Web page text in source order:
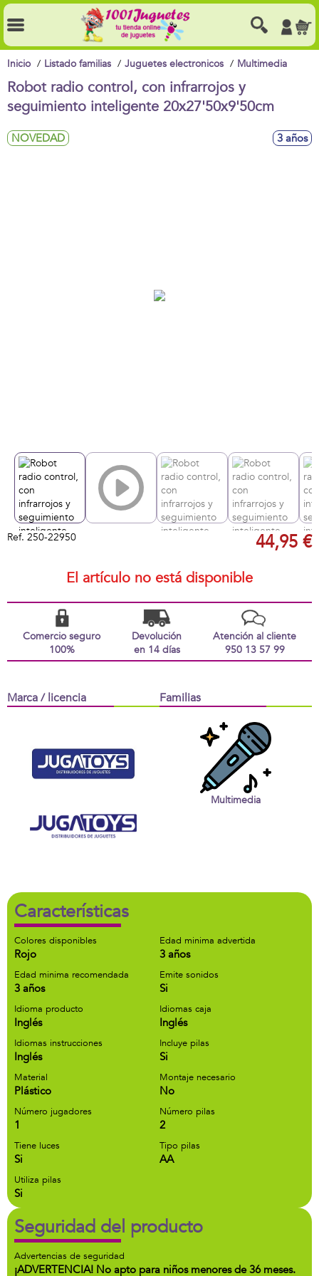
Inicio Listado familias Juguetes electronicos Multimedia
Robot radio control, con infrarrojos y
seguimiento inteligente 20x27'50x9'50cm
NOVEDAD 3 años
Ref. 250-22950 44,95 €
El artículo no está disponible
Comercio seguro
100%
Devolución
en 14 días
Atención al cliente
950 13 57 99
Marca / licencia Familias
Multimedia
Características
Colores disponibles
Rojo
Edad minima advertida
3 años
Edad minima recomendada
3 años
Emite sonidos
Si
Idioma producto
Inglés
Idiomas caja
Inglés
Idiomas instrucciones
Inglés
Incluye pilas
Si
Material
Plástico
Montaje necesario
No
Número jugadores
1
Número pilas
2
Tiene luces
Si
Tipo pilas
AA
Utiliza pilas
Si
Seguridad del producto
Advertencias de seguridad
¡ADVERTENCIA! No apto para niños menores de 36 meses.